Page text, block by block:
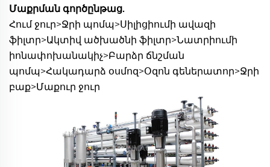
Մաքրման գործընթաց.
Հում ջուր>Ջրի պոմպ>Սիլիցիումի ավազի
ֆիլտր>Ակտիվ ածխածնի ֆիլտր>Նատրիումի
իոնափոխանակիչ>Բարձր ճնշման
պոմպ>Հակադարձ օսմոզ>Օզոն գեներատոր>Ջրի
բաք>Մաքուր ջուր